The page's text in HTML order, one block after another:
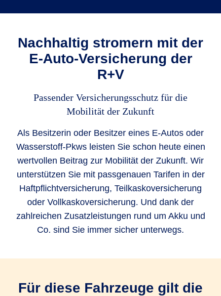
Nachhaltig stromern mit der
E-Auto-Versicherung der
R+V
Passender Versicherungsschutz für die
Mobilität der Zukunft
Als Besitzerin oder Besitzer eines E-Autos oder
Wasserstoff-Pkws leisten Sie schon heute einen
wertvollen Beitrag zur Mobilität der Zukunft. Wir
unterstützen Sie mit passgenauen Tarifen in der
Haftpflichtversicherung, Teilkaskoversicherung
oder Vollkaskoversicherung. Und dank der
zahlreichen Zusatzleistungen rund um Akku und
Co. sind Sie immer sicher unterwegs.
Für diese Fahrzeuge gilt die